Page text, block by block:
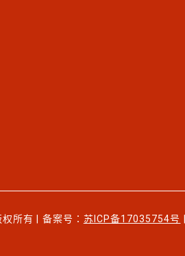
所有 | 备案号： 苏ICP备17035754号